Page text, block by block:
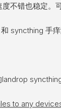
不错也稳定。
syncthing 手痒
to any